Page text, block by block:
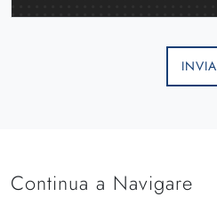
INVIA
Continua a Navigare